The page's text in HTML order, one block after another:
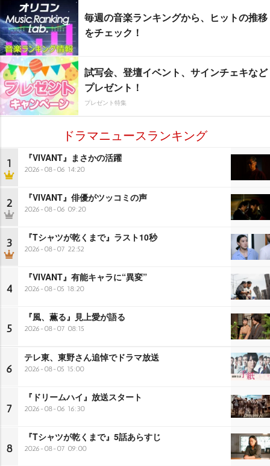
毎週の音楽ランキングから、ヒットの推移
をチェック！
試写会、登壇イベント、サインチェキなど
プレゼント！
プレゼント特集
ドラマニュースランキング
1 『VIVANT』まさかの活躍
2026-08-06 14:20
2 『VIVANT』俳優がツッコミの声
2026-08-06 09:20
3 『Tシャツが乾くまで』ラスト10秒
2026-08-07 22:52
4
『VIVANT』有能キャラに“異変”
2026-08-05 18:20
5
『風、薫る』見上愛が語る
2026-08-07 08:15
6
テレ東、東野さん追悼でドラマ放送
2026-08-05 15:00
7
『ドリームハイ』放送スタート
2026-08-06 16:30
8
『Tシャツが乾くまで』5話あらすじ
2026-08-07 09:00